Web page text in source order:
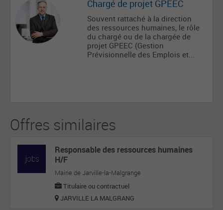
Chargé de projet GPEEC
Souvent rattaché à la direction
des ressources humaines, le rôle
du chargé ou de la chargée de
projet GPEEC (Gestion
Prévisionnelle des Emplois et...
Offres similaires
Responsable des ressources humaines
H/F
Mairie de Jarville-la-Malgrange
Titulaire ou contractuel
JARVILLE LA MALGRANG